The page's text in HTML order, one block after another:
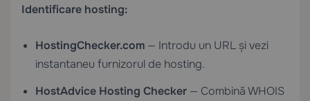
Identificare hosting:
HostingChecker.com — Introdu un URL și vezi
instantaneu furnizorul de hosting.
HostAdvice Hosting Checker — Combină WHOIS